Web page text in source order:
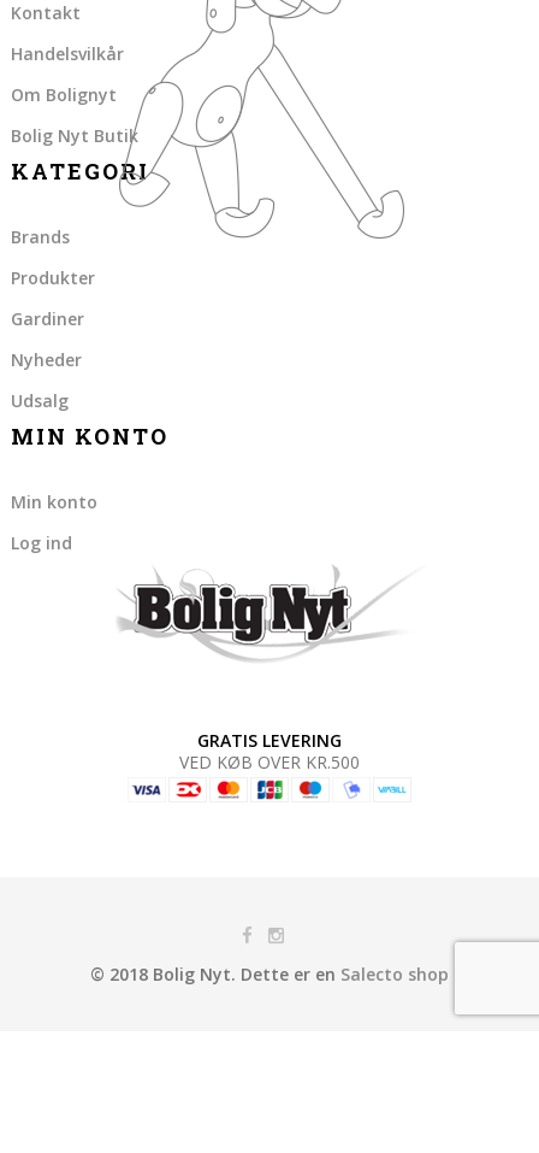
Kontakt
Handelsvilkår
Om Bolignyt
Bolig Nyt Butik
KATEGORI
Brands
Produkter
Gardiner
Nyheder
Udsalg
MIN KONTO
Min konto
Log ind
GRATIS LEVERING
VED KØB OVER KR.500
© 2018 Bolig Nyt. Dette er en Salecto shop